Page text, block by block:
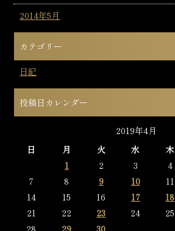
2014年5月
カテゴリー
日記
投稿日カレンダー
2019年4月
日
月 火 水 木
1
2 3 4
7
8 9 10 11
14
15 16 17 18
21
22 23 24 25